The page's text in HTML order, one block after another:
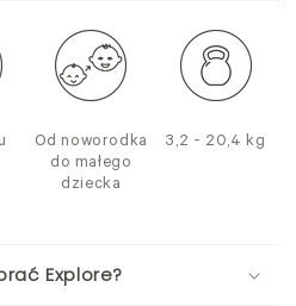
Od noworodka
do małego
dziecka
3,2 - 20,4 kg
Explore?